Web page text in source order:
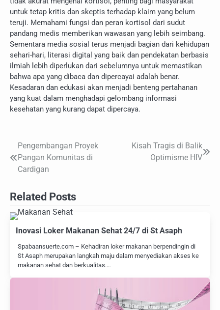
untuk tetap kritis dan skeptis terhadap klaim yang belum
teruji. Memahami fungsi dan peran kortisol dari sudut
pandang medis memberikan wawasan yang lebih seimbang.
Sementara media sosial terus menjadi bagian dari kehidupan
sehari-hari, literasi digital yang baik dan pendekatan berbasis
ilmiah lebih diperlukan dari sebelumnya untuk memastikan
bahwa apa yang dibaca dan dipercayai adalah benar.
Kesadaran dan edukasi akan menjadi benteng pertahanan
yang kuat dalam menghadapi gelombang informasi
kesehatan yang kurang dapat dipercaya.
Navigasi
pos
Pengembangan Proyek
Pangan Komunitas di
Cardigan
Kisah Tragis di Balik
Optimisme HIV
Related Posts
Inovasi Loker Makanan Sehat 24/7 di St Asaph
Spabaansuerte.com – Kehadiran loker makanan berpendingin di
St Asaph merupakan langkah maju dalam menyediakan akses ke
makanan sehat dan berkualitas.…